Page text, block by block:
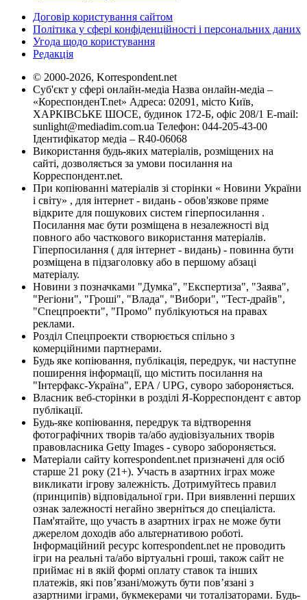
Договір користування сайтом
Політика у сфері конфіденційності і персональних даних
Угода щодо користування
Редакція
© 2000-2026, Korrespondent.net
Суб'єкт у сфері онлайн-медіа Назва онлайн-медіа –
«КореспонденТ.net» Адреса: 02091, місто Київ,
ХАРКІВСЬКЕ ШОСЕ, будинок 172-Б, офіс 208/1 E-mail:
sunlight@mediadim.com.ua Телефон: 044-205-43-00
Ідентифікатор медіа – R40-06068
Використання будь-яких матеріалів, розміщених на
сайті, дозволяється за умови посилання на
Корреспондент.net.
При копіюванні матеріалів зі сторінки « Новини України
і світу» , для інтернет - видань - обов'язкове пряме
відкрите для пошукових систем гіперпосилання .
Посилання має бути розміщена в незалежності від
повного або часткового використання матеріалів.
Гіперпосилання ( для інтернет - видань) - повинна бути
розміщена в підзаголовку або в першому абзаці
матеріалу.
Новини з позначками "Думка", "Експертиза", "Заява",
"Регіони", "Гроші", "Влада", "Вибори", "Тест-драйв",
"Спецпроекти", "Промо" публікуються на правах
реклами.
Розділ Спецпроекти створюється спільно з
комерційними партнерами.
Будь яке копіювання, публікація, передрук, чи наступне
поширення інформації, що містить посилання на
"Інтерфакс-Україна", EPA / UPG, суворо забороняється.
Власник веб-сторінки в розділі Я-Корреспондент є автор
публікації.
Будь-яке копіювання, передрук та відтворення
фотографічних творів та/або аудіовізуальних творів
правовласника Getty Images - суворо забороняється.
Матеріали сайту korrespondent.net призначені для осіб
старше 21 року (21+). Участь в азартних іграх може
викликати ігрову залежність. Дотримуйтесь правил
(принципів) відповідальної гри. При виявленні перших
ознак залежності негайно зверніться до спеціаліста.
Пам'ятайте, що участь в азартних іграх не може бути
джерелом доходів або альтернативою роботі.
Інформаційний ресурс korrespondent.net не проводить
ігри на реальні та/або віртуальні гроші, також сайт не
приймає ні в якій формі оплату ставок та інших
платежів, які пов’язані/можуть бути пов’язані з
азартними іграми, букмекерами чи тоталізаторами. Будь-